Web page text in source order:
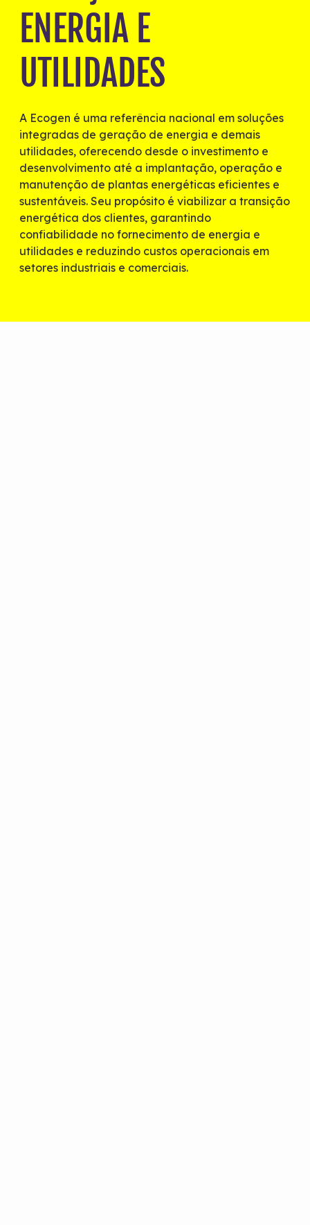
ENERGIA E
UTILIDADES
A Ecogen é uma referência nacional em soluções
integradas de geração de energia e demais
utilidades, oferecendo desde o investimento e
desenvolvimento até a implantação, operação e
manutenção de plantas energéticas eficientes e
sustentáveis. Seu propósito é viabilizar a transição
energética dos clientes, garantindo
confiabilidade no fornecimento de energia e
utilidades e reduzindo custos operacionais em
setores industriais e comerciais.